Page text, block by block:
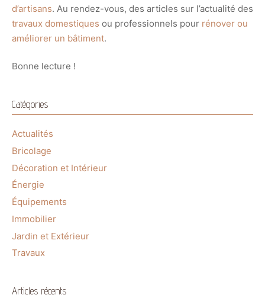
d’artisans. Au rendez-vous, des articles sur l’actualité des
travaux domestiques ou professionnels pour rénover ou
améliorer un bâtiment.
Bonne lecture !
Catégories
Actualités
Bricolage
Décoration et Intérieur
Énergie
Équipements
Immobilier
Jardin et Extérieur
Travaux
Articles récents